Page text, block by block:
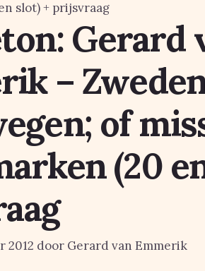
Gerard
–
of
(20
2012 door Gerard van Emmerik